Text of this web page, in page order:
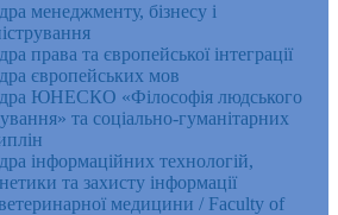
менеджменту, бізнесу і
права та європейської інтеграції
європейських мов
ЮНЕСКО «Філософія людського
та соціально-гуманітарних
інформаційних технологій,
та захисту інформації
медицини / Faculty of